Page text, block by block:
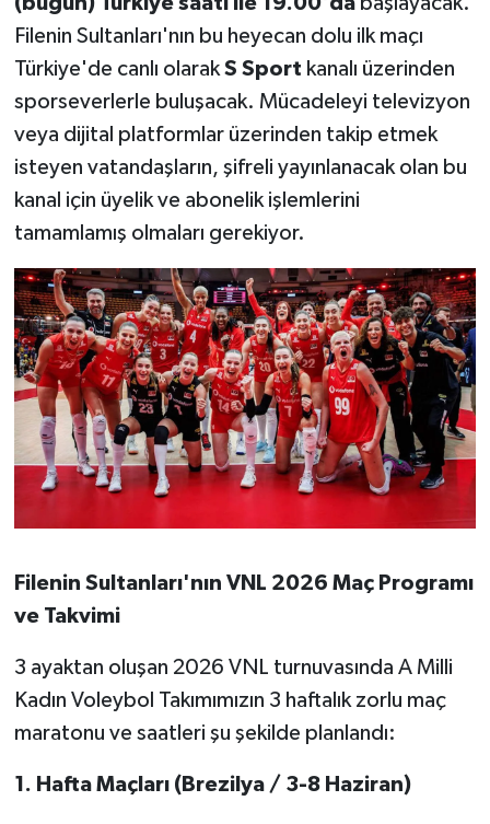
Filenin Sultanları'nın bu heyecan dolu ilk maçı
Türkiye'de canlı olarakS Sport kanalı üzerinden
sporseverlerle buluşacak. Mücadeleyi televizyon
veya dijital platformlar üzerinden takip etmek
isteyen vatandaşların, şifreli yayınlanacak olan bu
kanal için üyelik ve abonelik işlemlerini
tamamlamış olmaları gerekiyor.
Filenin Sultanları'nın VNL 2026 Maç Programı
ve Takvimi
3 ayaktan oluşan 2026 VNL turnuvasında A Milli
Kadın Voleybol Takımımızın 3 haftalık zorlu maç
maratonu ve saatleri şu şekilde planlandı:
1. Hafta Maçları (Brezilya / 3-8 Haziran)
Resmi İlanlar
SAĞLIK
Savaştepe
SEYAHAT
SİYASET
Sındırgı
SPOR
SÜRMANŞET
Susurluk
Trend
TÜRKİYE
VİZYONDAKİLER
YAŞAM